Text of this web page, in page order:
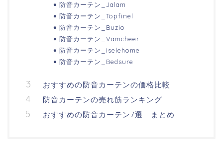
防音カーテン_Jalam
防音カーテン_Topfinel
防音カーテン_Buzio
防音カーテン_Vamcheer
防音カーテン_iselehome
防音カーテン_Bedsure
おすすめの防音カーテンの価格比較
防音カーテンの売れ筋ランキング
おすすめの防音カーテン7選 まとめ